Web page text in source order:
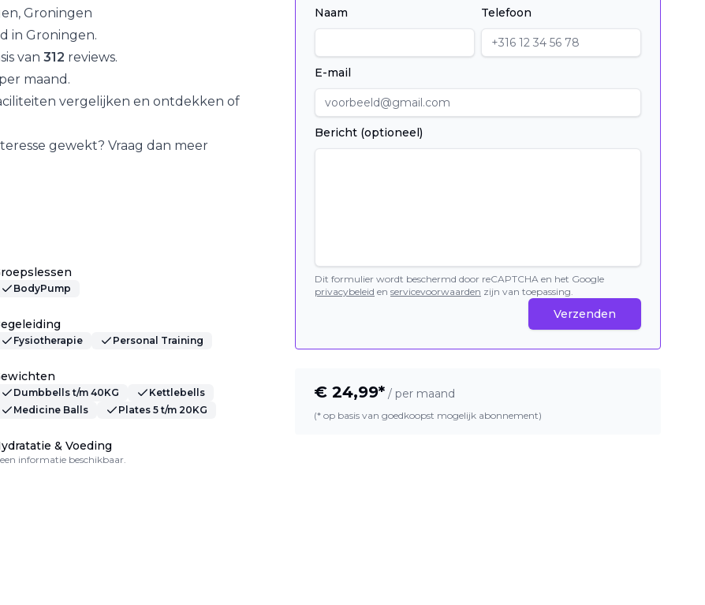
, Groningen
in Groningen.
van 312 reviews.
per maand.
vergelijken en ontdekken of
gewekt? Vraag dan meer
BodyPump
Fysiotherapie Personal Training
Dumbbells t/m 40KG
Kettlebells
Medicine Balls
Plates 5 t/m 20KG
& Voeding
informatie beschikbaar.
Naam Telefoon
E-mail
Bericht (optioneel)
Dit formulier wordt beschermd door reCAPTCHA en het Google
privacybeleid en servicevoorwaarden zijn van toepassing.
Verzenden
€ 24,99* / per maand
(* op basis van goedkoopst mogelijk abonnement)